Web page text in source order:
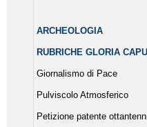
ARCHEOLOGIA
RUBRICHE GLORIA
Giornalismo di Pace
Pulviscolo Atmosferico
Petizione patente ottantenni